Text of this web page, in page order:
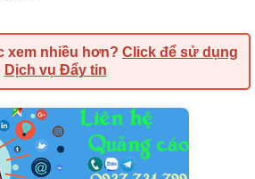
xem nhiều hơn? Click để sử dụng
Dịch vụ Đẩy tin